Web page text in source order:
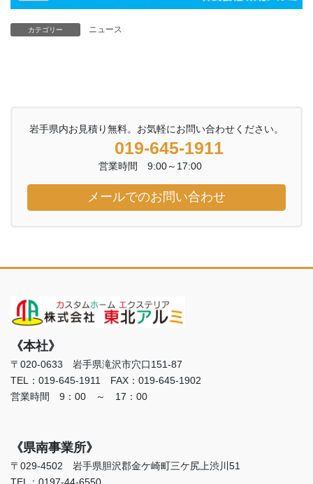
カテゴリー ニュース
岩手県内お見積り無料。お気軽にお問い合わせください。
019-645-1911
営業時間 9:00～17:00
メールでのお問い合わせ
《本社》
〒020-0633 岩手県滝沢市穴口151-87
TEL：019-645-1911 FAX：019-645-1902
営業時間 9：00 ～ 17：00
《県南事業所》
〒029-4502 岩手県胆沢郡金ケ崎町三ケ尻上渋川51